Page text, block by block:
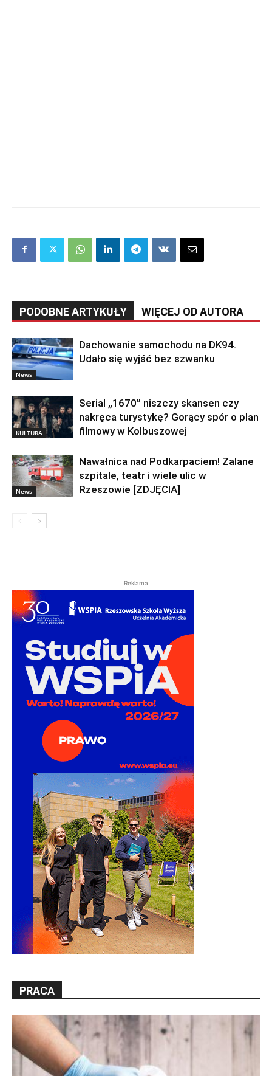
PODOBNE ARTYKUŁY WIĘCEJ OD AUTORA
News
Dachowanie samochodu na DK94.
Udało się wyjść bez szwanku
KULTURA
Serial „1670” niszczy skansen czy
nakręca turystykę? Gorący spór o plan
filmowy w Kolbuszowej
News
Nawałnica nad Podkarpaciem! Zalane
szpitale, teatr i wiele ulic w
Rzeszowie [ZDJĘCIA]
Reklama
PRACA